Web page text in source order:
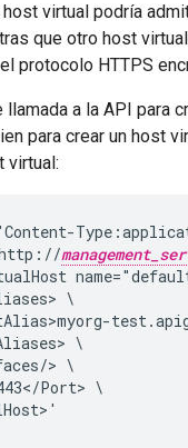
virtual podría
que otro host
protocolo HTTPS
llamada a la API para
para crear un host
virtual:
\
\
> \
Port> \